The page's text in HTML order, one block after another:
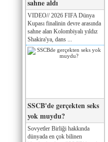
sahne aldı
VIDEO// 2026 FIFA Dünya
Kupası finalinin devre arasında
sahne alan Kolombiyalı yıldız
Shakira'ya, dans ...
SSCB'de gerçekten seks
yok muydu?
Sovyetler Birliği hakkında
dünyada en çok bilinen